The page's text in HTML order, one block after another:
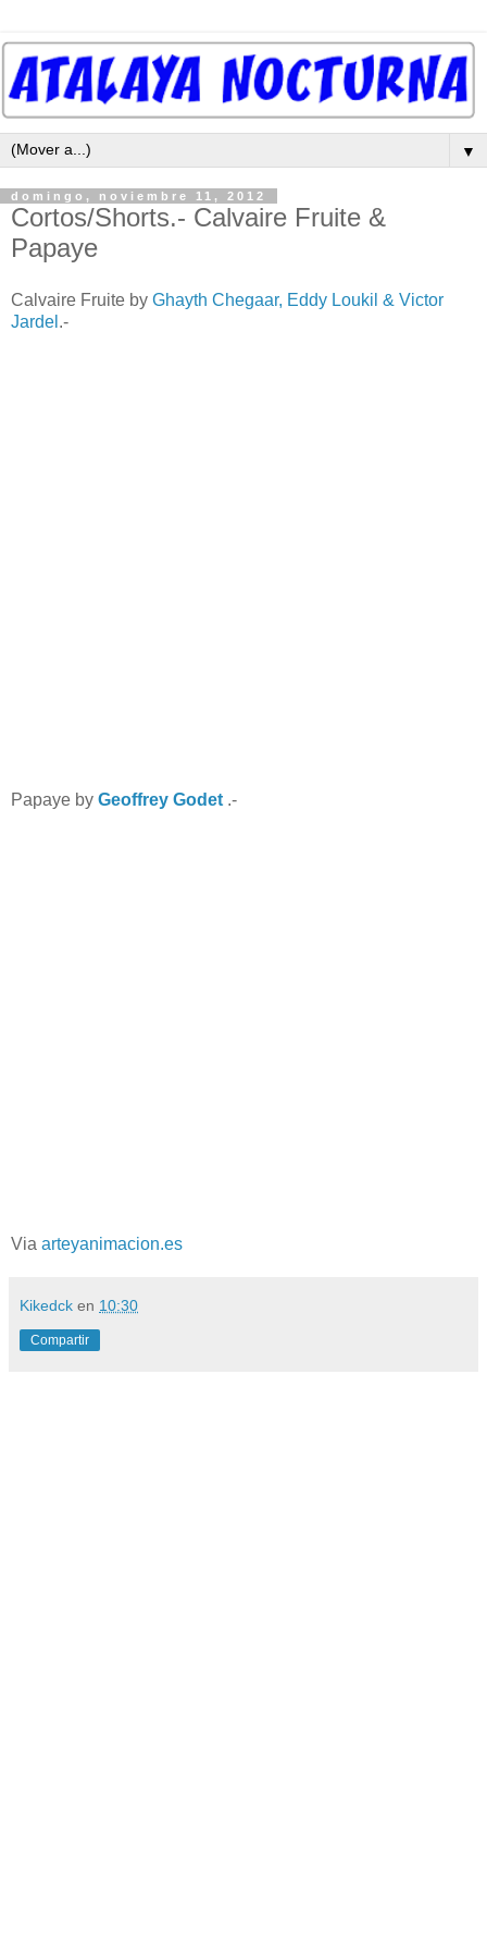
▼
domingo, noviembre 11, 2012
Cortos/Shorts.- Calvaire Fruite &
Papaye
Calvaire Fruite by Ghayth Chegaar, Eddy Loukil & Victor
Jardel .-
Papaye by Geoffrey Godet .-
Via arteyanimacion.es
Kikedck en 10:30
Compartir